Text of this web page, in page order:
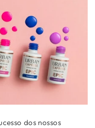
dos nossos